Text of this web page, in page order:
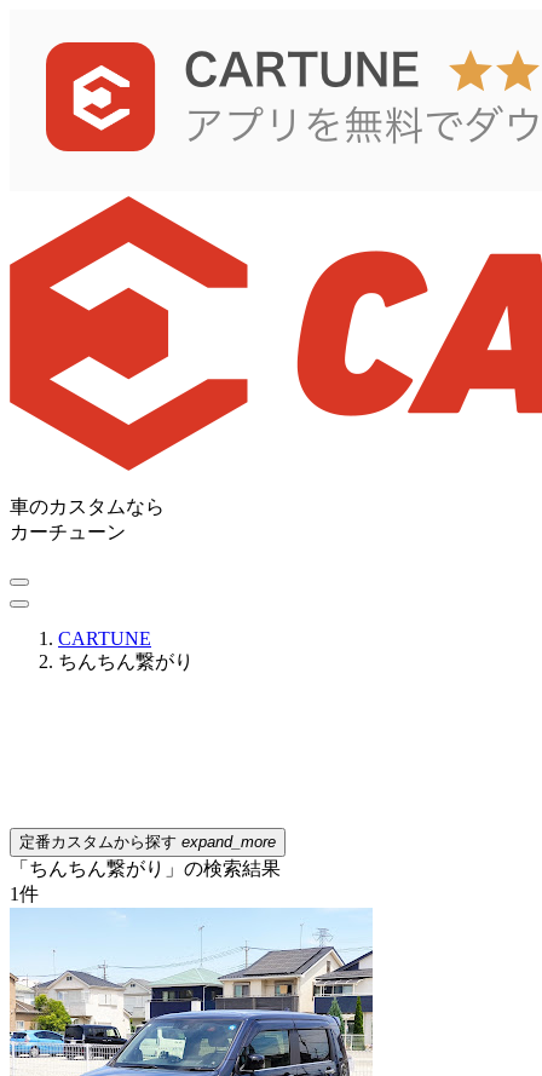
車のカスタムなら
カーチューン
CARTUNE
ちんちん繋がり
定番カスタムから探す expand_more
「ちんちん繋がり」の検索結果
1件